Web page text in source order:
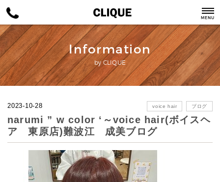
MENU
Information
by CLIQUE
2023-10-28 voice hair ブログ
narumi ” w color ‘～voice hair(ボイスヘ
ア 東原店)難波江 成美ブログ